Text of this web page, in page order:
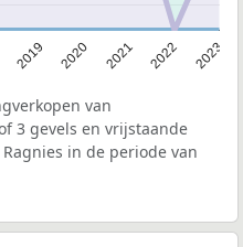
2019 2020 2021 2022 2023
van
3 gevels en vrijstaande
in de periode van